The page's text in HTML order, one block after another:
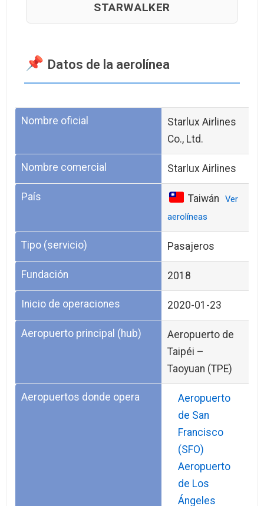
STARWALKER
Datos de la aerolínea
Nombre oficial
Starlux Airlines
Co., Ltd.
Nombre comercial Starlux Airlines
País Taiwán
Ver
aerolíneas
Tipo (servicio) Pasajeros
Fundación 2018
Inicio de operaciones 2020-01-23
Aeropuerto principal (hub)
Aeropuerto de
Taipéi –
Taoyuan (TPE)
Aeropuertos donde opera
Aeropuerto
de San
Francisco
(SFO)
Aeropuerto
de Los
Ángeles